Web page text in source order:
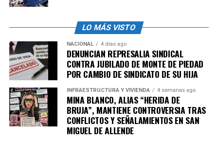
LO MÁS VISTO
NACIONAL 4 días ago
DENUNCIAN REPRESALIA SINDICAL
CONTRA JUBILADO DE MONTE DE PIEDAD
POR CAMBIO DE SINDICATO DE SU HIJA
INFRAESTRUCTURA Y VIVIENDA 4 semanas ago
MINA BLANCO, ALIAS “HERIDA DE
BRUJA”, MANTIENE CONTROVERSIA TRAS
CONFLICTOS Y SEÑALAMIENTOS EN SAN
MIGUEL DE ALLENDE